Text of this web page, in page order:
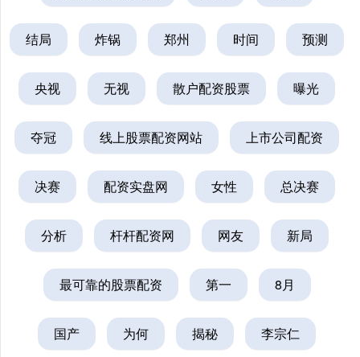
结局 炸锅 郑州 时间 预测
央视 无视 散户配资股票 曝光
夺冠 线上股票配资网站 上市公司配资
决赛 配资实盘网 女性 总决赛
分析 杆杆配资网 网友 新局
最可靠的股票配资 第一 8月
国产 为何 揭秘 李宗仁